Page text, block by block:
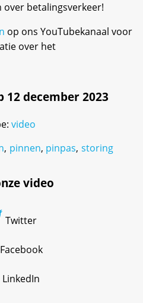
over betalingsverkeer!
op ons YouTubekanaal voor
over het
12 december 2023
video
, pinnen, pinpas, storing
video
Twitter
Facebook
LinkedIn